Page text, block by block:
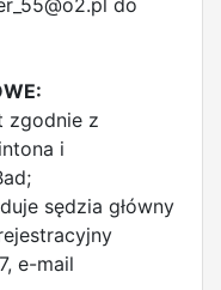
do
zgodnie z
i
sędzia główny
e-mail